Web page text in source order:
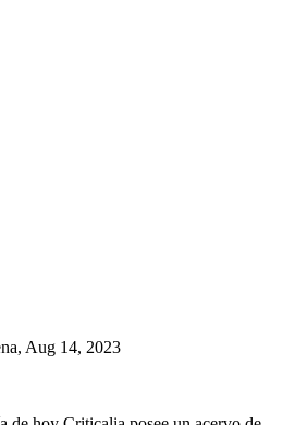
, Aug 14, 2023